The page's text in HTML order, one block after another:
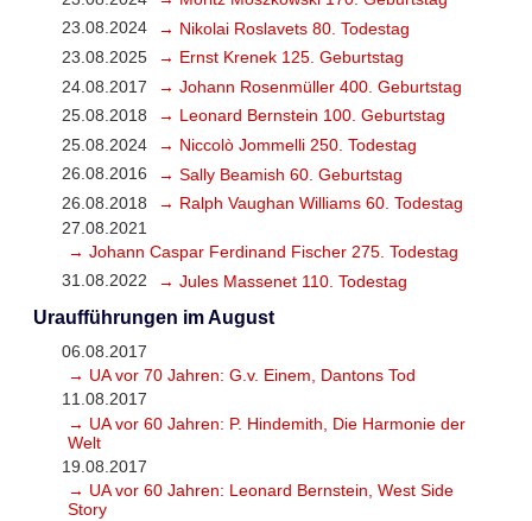
23.08.2024
→ Nikolai Roslavets 80. Todestag
23.08.2025
→ Ernst Krenek 125. Geburtstag
24.08.2017
→ Johann Rosenmüller 400. Geburtstag
25.08.2018
→ Leonard Bernstein 100. Geburtstag
25.08.2024
→ Niccolò Jommelli 250. Todestag
26.08.2016
→ Sally Beamish 60. Geburtstag
26.08.2018
→ Ralph Vaughan Williams 60. Todestag
27.08.2021
→ Johann Caspar Ferdinand Fischer 275. Todestag
31.08.2022
→ Jules Massenet 110. Todestag
Uraufführungen im August
06.08.2017
→ UA vor 70 Jahren: G.v. Einem, Dantons Tod
11.08.2017
→ UA vor 60 Jahren: P. Hindemith, Die Harmonie der
Welt
19.08.2017
→ UA vor 60 Jahren: Leonard Bernstein, West Side
Story